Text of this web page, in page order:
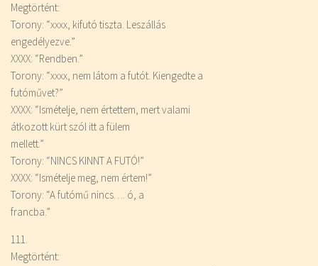
Megtörtént:
Torony: “xxxx, kifutó tiszta. Leszállás
engedélyezve.”
XXXX: “Rendben.”
Torony: “xxxx, nem látom a futót. Kiengedte a
futóművet?”
XXXX: “Ismételje, nem értettem, mert valami
átkozott kürt szól itt a fülem
mellett.”
Torony: “NINCS KINNT A FUTÓ!”
XXXX: “Ismételje meg, nem értem!”
Torony: “A futómű nincs…. ó, a
francba.”
111.
Megtörtént: